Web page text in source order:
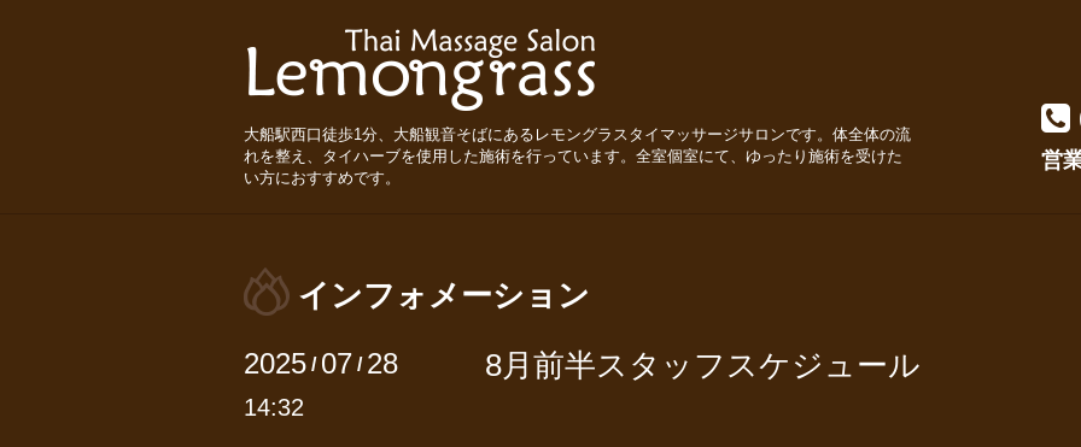
大船駅西口徒歩1分、大船観音そばにあるレモングラスタイマッサージサロンです。体全体の流
れを整え、タイハーブを使用した施術を行っています。全室個室にて、ゆったり施術を受けた
い方におすすめです。
営
インフォメーション
2025 / 07 / 28
14:32
8月前半スタッフスケジュール